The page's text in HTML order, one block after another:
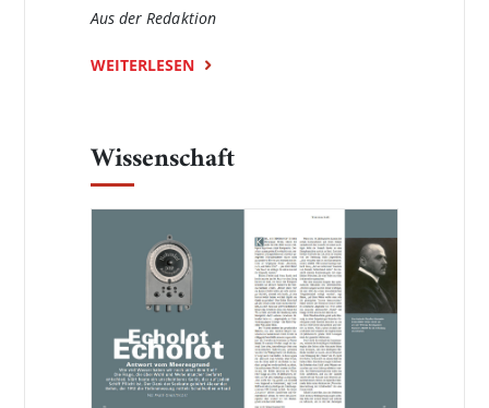
Aus der Redaktion
WEITERLESEN
Wissenschaft